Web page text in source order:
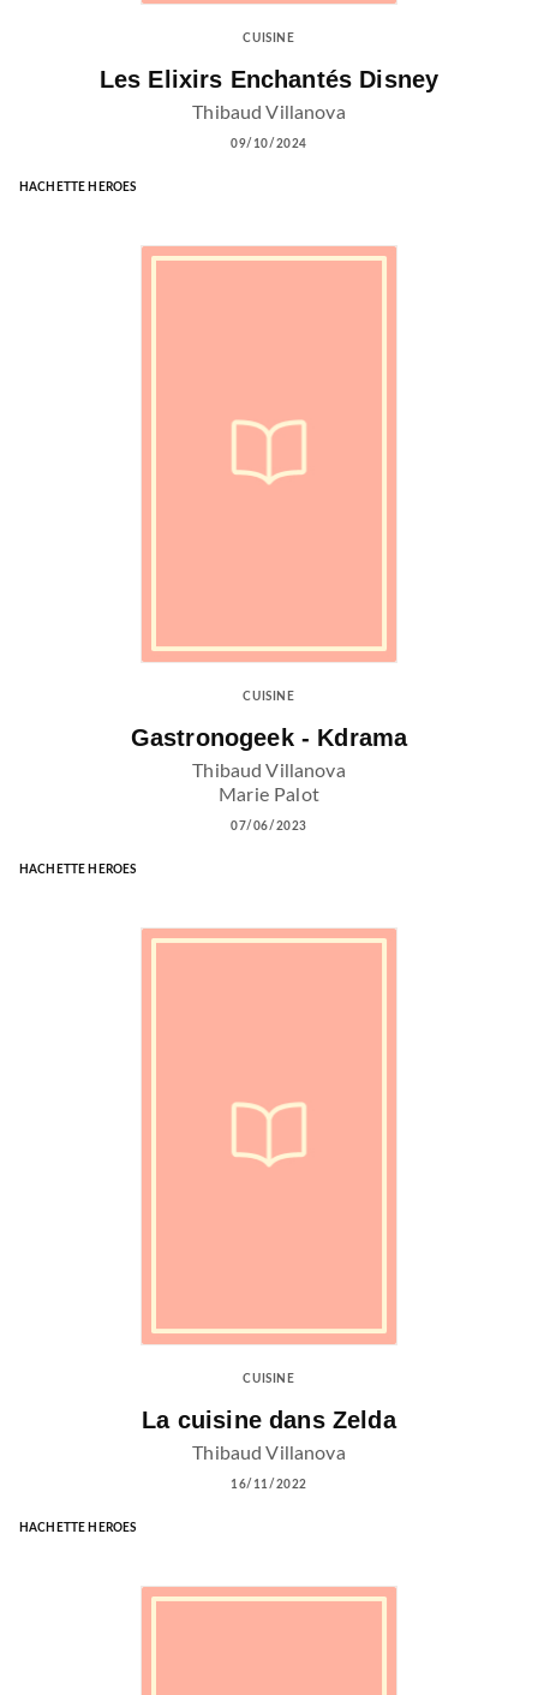
CUISINE
Les Elixirs Enchantés Disney
Thibaud Villanova
09/10/2024
HACHETTE HEROES
CUISINE
Gastronogeek - Kdrama
Thibaud Villanova
Marie Palot
07/06/2023
HACHETTE HEROES
CUISINE
La cuisine dans Zelda
Thibaud Villanova
16/11/2022
HACHETTE HEROES